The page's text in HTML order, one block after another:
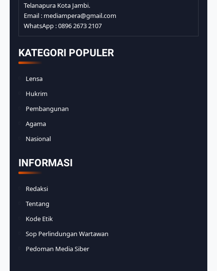
Telanapura Kota Jambi.
Email : mediampera@gmail.com
WhatsApp : 0896 2673 2107
KATEGORI POPULER
Lensa
Hukrim
Pembangunan
Agama
Nasional
INFORMASI
Redaksi
Tentang
Kode Etik
Sop Perlindungan Wartawan
Pedoman Media Siber